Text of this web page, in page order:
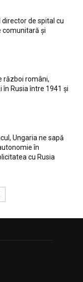
director de spital cu
comunitară și
război români,
Rusia între 1941 și
Ungaria ne sapă
în
cu Rusia